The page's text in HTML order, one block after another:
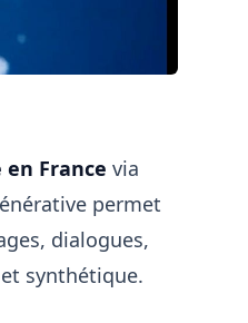
France via
permet
dialogues,
synthétique.